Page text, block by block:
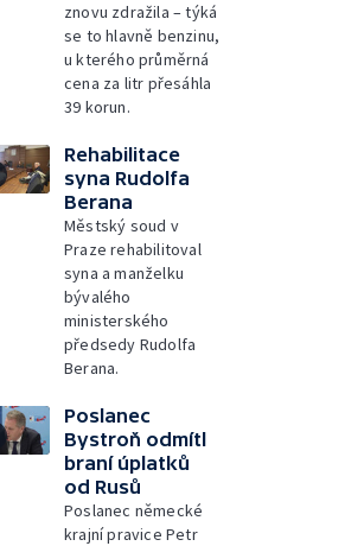
znovu zdražila – týká
se to hlavně benzinu,
u kterého průměrná
cena za litr přesáhla
39 korun.
Rehabilitace
syna Rudolfa
Berana
Městský soud v
Praze rehabilitoval
syna a manželku
bývalého
ministerského
předsedy Rudolfa
Berana.
Poslanec
Bystroň odmítl
braní úplatků
od Rusů
Poslanec německé
krajní pravice Petr